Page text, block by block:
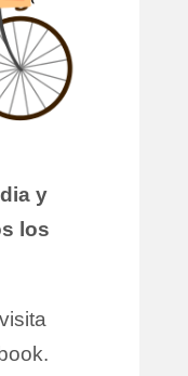
y
los